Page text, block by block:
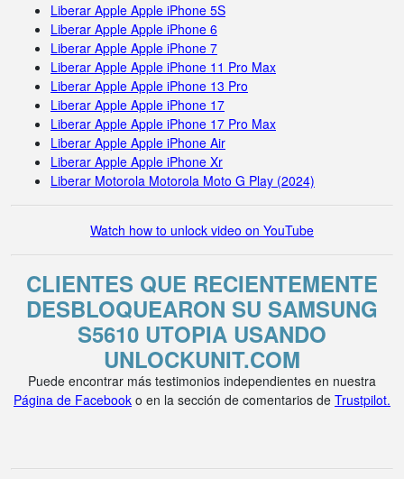
Liberar Apple Apple iPhone 5S
Liberar Apple Apple iPhone 6
Liberar Apple Apple iPhone 7
Liberar Apple Apple iPhone 11 Pro Max
Liberar Apple Apple iPhone 13 Pro
Liberar Apple Apple iPhone 17
Liberar Apple Apple iPhone 17 Pro Max
Liberar Apple Apple iPhone Air
Liberar Apple Apple iPhone Xr
Liberar Motorola Motorola Moto G Play (2024)
Watch how to unlock video on YouTube
CLIENTES QUE RECIENTEMENTE
DESBLOQUEARON SU SAMSUNG
S5610 UTOPIA USANDO
UNLOCKUNIT.COM
Puede encontrar más testimonios independientes en nuestra
Página de Facebook o en la sección de comentarios de Trustpilot.